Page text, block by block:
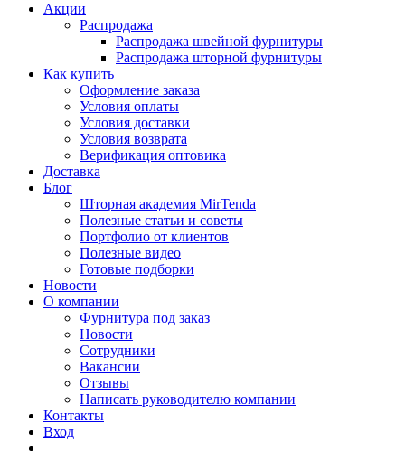
Акции
Распродажа
Распродажа швейной фурнитуры
Распродажа шторной фурнитуры
Как купить
Оформление заказа
Условия оплаты
Условия доставки
Условия возврата
Верификация оптовика
Доставка
Блог
Шторная академия MirTenda
Полезные статьи и советы
Портфолио от клиентов
Полезные видео
Готовые подборки
Новости
О компании
Фурнитура под заказ
Новости
Сотрудники
Вакансии
Отзывы
Написать руководителю компании
Контакты
Вход